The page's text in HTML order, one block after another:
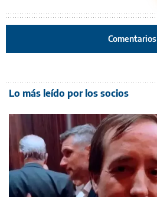
Comentarios
Lo más leído por los socios